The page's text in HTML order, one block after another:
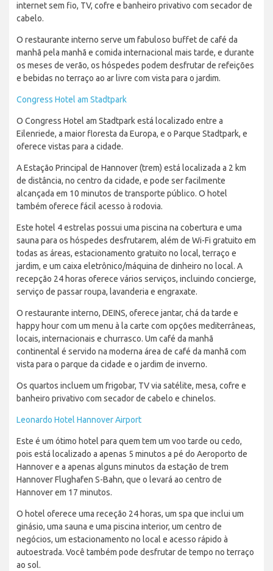
internet sem fio, TV, cofre e banheiro privativo com secador de
cabelo.
O restaurante interno serve um fabuloso buffet de café da
manhã pela manhã e comida internacional mais tarde, e durante
os meses de verão, os hóspedes podem desfrutar de refeições
e bebidas no terraço ao ar livre com vista para o jardim.
Congress Hotel am Stadtpark
O Congress Hotel am Stadtpark está localizado entre a
Eilenriede, a maior floresta da Europa, e o Parque Stadtpark, e
oferece vistas para a cidade.
A Estação Principal de Hannover (trem) está localizada a 2 km
de distância, no centro da cidade, e pode ser facilmente
alcançada em 10 minutos de transporte público. O hotel
também oferece fácil acesso à rodovia.
Este hotel 4 estrelas possui uma piscina na cobertura e uma
sauna para os hóspedes desfrutarem, além de Wi-Fi gratuito em
todas as áreas, estacionamento gratuito no local, terraço e
jardim, e um caixa eletrônico/máquina de dinheiro no local. A
recepção 24 horas oferece vários serviços, incluindo concierge,
serviço de passar roupa, lavanderia e engraxate.
O restaurante interno, DEINS, oferece jantar, chá da tarde e
happy hour com um menu à la carte com opções mediterrâneas,
locais, internacionais e churrasco. Um café da manhã
continental é servido na moderna área de café da manhã com
vista para o parque da cidade e o jardim de inverno.
Os quartos incluem um frigobar, TV via satélite, mesa, cofre e
banheiro privativo com secador de cabelo e chinelos.
Leonardo Hotel Hannover Airport
Este é um ótimo hotel para quem tem um voo tarde ou cedo,
pois está localizado a apenas 5 minutos a pé do Aeroporto de
Hannover e a apenas alguns minutos da estação de trem
Hannover Flughafen S-Bahn, que o levará ao centro de
Hannover em 17 minutos.
O hotel oferece uma receção 24 horas, um spa que inclui um
ginásio, uma sauna e uma piscina interior, um centro de
negócios, um estacionamento no local e acesso rápido à
autoestrada. Você também pode desfrutar de tempo no terraço
ao sol.